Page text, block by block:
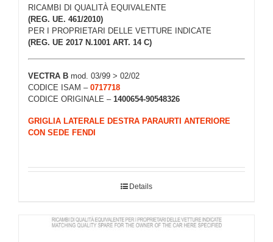
RICAMBI DI QUALITÀ EQUIVALENTE
(REG. UE. 461/2010)
PER I PROPRIETARI DELLE VETTURE INDICATE
(REG. UE 2017 N.1001 ART. 14 C)
VECTRA B mod. 03/99 > 02/02
CODICE ISAM – 0717718
CODICE ORIGINALE – 1400654-90548326
GRIGLIA LATERALE DESTRA PARAURTI ANTERIORE
CON SEDE FENDI
Details